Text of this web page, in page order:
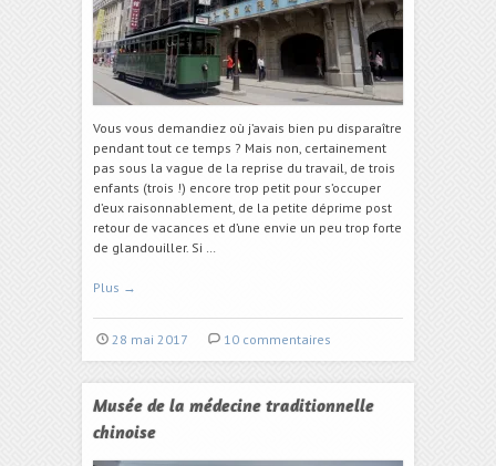
Vous vous demandiez où j’avais bien pu disparaître
pendant tout ce temps ? Mais non, certainement
pas sous la vague de la reprise du travail, de trois
enfants (trois !) encore trop petit pour s’occuper
d’eux raisonnablement, de la petite déprime post
retour de vacances et d’une envie un peu trop forte
de glandouiller. Si …
Plus →
28 mai 2017 10 commentaires
Musée de la médecine traditionnelle
chinoise